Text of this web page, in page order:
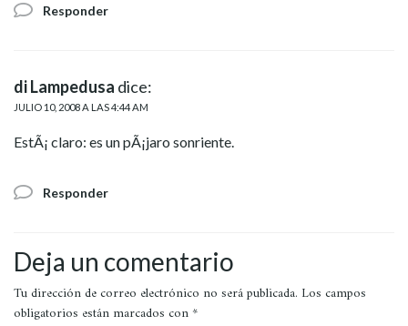
Responder
di Lampedusa dice:
JULIO 10, 2008 A LAS 4:44 AM
EstÃ¡ claro: es un pÃ¡jaro sonriente.
Responder
Deja un comentario
Tu dirección de correo electrónico no será publicada. Los campos
obligatorios están marcados con *